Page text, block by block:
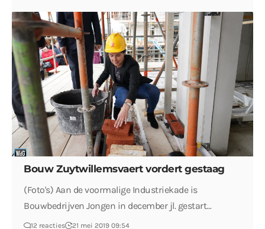
Bouw Zuytwillemsvaert vordert gestaag
(Foto's) Aan de voormalige Industriekade is
Bouwbedrijven Jongen in december jl. gestart…
12 reacties 21 mei 2019 09:54